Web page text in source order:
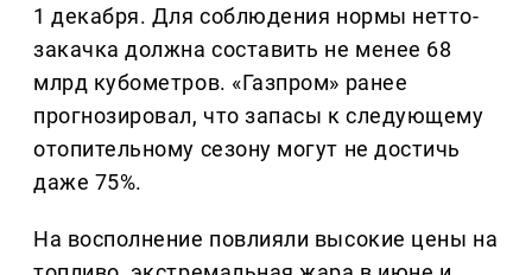
1 декабря. Для соблюдения нормы нетто-
закачка должна составить не менее 68
млрд кубометров. «Газпром» ранее
прогнозировал, что запасы к следующему
отопительному сезону могут не достичь
даже 75%.
На восполнение повлияли высокие цены на